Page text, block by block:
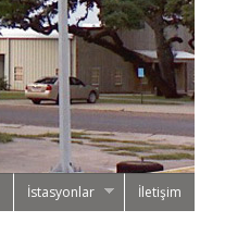
İstasyonlar İletişim